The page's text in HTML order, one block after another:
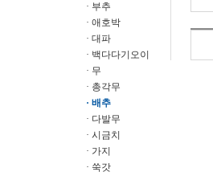
· 부추
· 애호박
· 대파
· 백다다기오이
· 무
· 총각무
· 배추
· 다발무
· 시금치
· 가지
· 쑥갓